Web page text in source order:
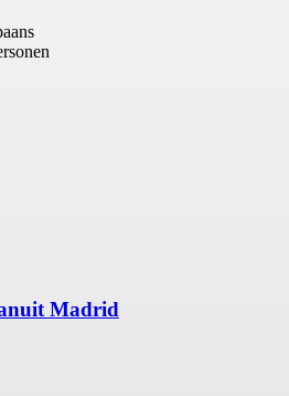
Madrid